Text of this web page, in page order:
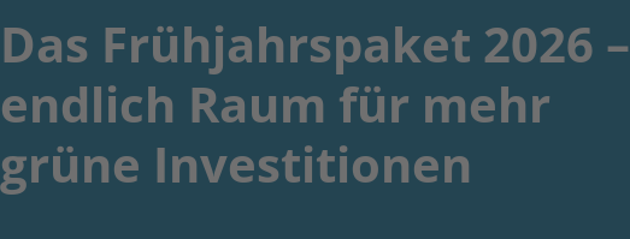
Das Frühjahrspaket 2026 –
endlich Raum für mehr
grüne Investitionen